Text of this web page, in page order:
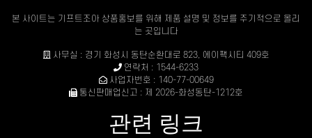
본 사이트는 기프트조아 상품홍보를 위해 제품 설명 및 정보를 주기적으로 올리
는 곳입니다
사무실 : 경기 화성시 동탄순환대로 823, 에이팩시티 409호
연락처 : 1544-6233
사업자번호 : 140-77-00649
통신판매업신고 : 제 2026-화성동탄-1212호
관련 링크